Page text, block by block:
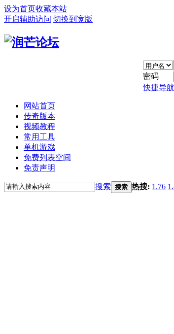
设为首页收藏本站
开启辅助访问 切换到宽版
密码
快捷导航
网站首页
传奇版本
视频教程
常用工具
单机游戏
免费列表空间
免责声明
搜索 搜索 热搜: 1.76